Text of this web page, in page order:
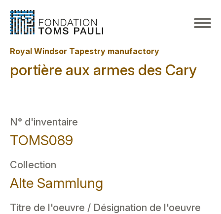
Royal Windsor Tapestry manufactory
portière aux armes des Cary
N° d'inventaire
TOMS089
Collection
Alte Sammlung
Titre de l'oeuvre / Désignation de l'oeuvre